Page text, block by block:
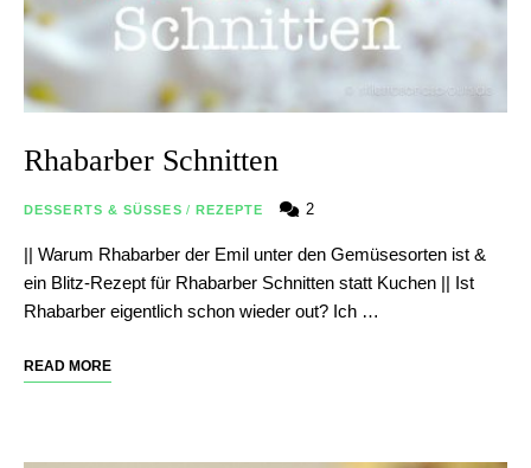
Rhabarber Schnitten
DESSERTS & SÜSSES / REZEPTE 2
|| Warum Rhabarber der Emil unter den Gemüsesorten ist &
ein Blitz-Rezept für Rhabarber Schnitten statt Kuchen || Ist
Rhabarber eigentlich schon wieder out? Ich …
READ MORE